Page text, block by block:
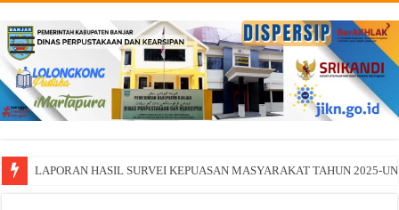
LAPORAN HASIL SURVEI KEPUASAN MASYARAKAT TAHUN 2025-